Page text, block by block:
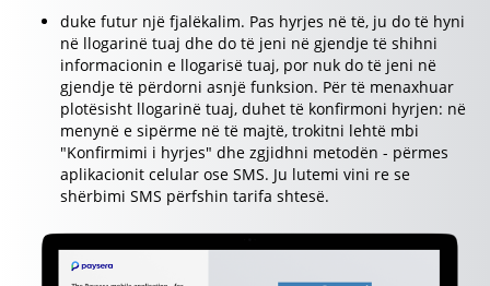
duke futur një fjalëkalim. Pas hyrjes në të, ju do të hyni
në llogarinë tuaj dhe do të jeni në gjendje të shihni
informacionin e llogarisë tuaj, por nuk do të jeni në
gjendje të përdorni asnjë funksion. Për të menaxhuar
plotësisht llogarinë tuaj, duhet të konfirmoni hyrjen: në
menynë e sipërme në të majtë, trokitni lehtë mbi
"Konfirmimi i hyrjes" dhe zgjidhni metodën - përmes
aplikacionit celular ose SMS. Ju lutemi vini re se
shërbimi SMS përfshin tarifa shtesë.